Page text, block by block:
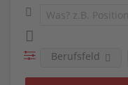
Berufsfeld